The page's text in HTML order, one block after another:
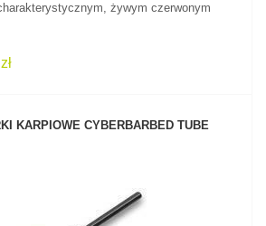
żywym czerwonym
KARPIOWE CYBERBARBED TUBE
ZOBACZ PRODUKT